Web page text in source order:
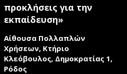
προκλήσεις για την
εκπαίδευση»
Αίθουσα Πολλαπλών
Χρήσεων, Κτήριο
Κλεόβουλος, Δημοκρατίας 1,
Ρόδος